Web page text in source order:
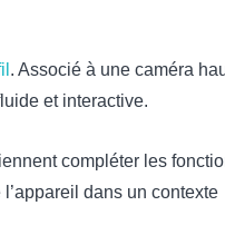
. Associé à une caméra
et interactive.
compléter les
dans un contexte